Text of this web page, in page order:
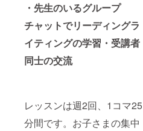
・先生のいるグループ
チャットでリーディングラ
イティングの学習・受講者
同士の交流
レッスンは週2回、1コマ25
分間です。お子さまの集中